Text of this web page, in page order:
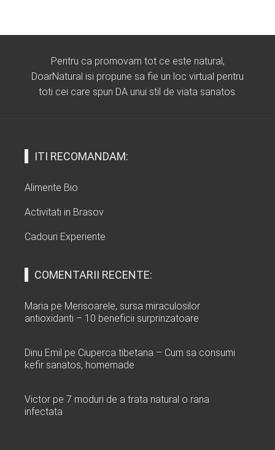
Pentru ca promovam tot ce este natural,
DoarNatural isi propune sa fie un loc virtual pentru
toti cei care spun DA unui stil de viata sanatos.
ITI RECOMANDAM:
Alimente Bio
Activitati in Brasov
Cadouri Experiente
COMENTARII RECENTE:
Maria pe Merisoarele, sursa miraculosilor
antioxidanti – 10 beneficii surprinzatoare
Dinu Emil pe Ciuperca tibetana – Cum sa consumi
kefir sanatos, homemade
Victor pe 7 moduri de a trata natural o rana
infectata